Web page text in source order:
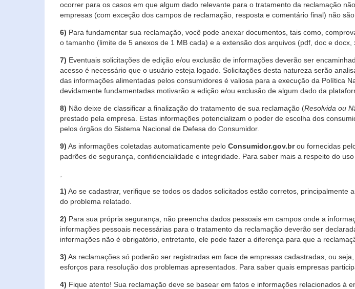
ocorrer para os casos em que algum dado relevante para o tratamento da reclamação
empresas (com exceção dos campos de reclamação, resposta e comentário final) não
6) Para fundamentar sua reclamação, você pode anexar documentos, tais como,
o tamanho (limite de 5 anexos de 1 MB cada) e a extensão dos arquivos (pdf, doc e
7) Eventuais solicitações de edição e/ou exclusão de informações deverão ser
acesso é necessário que o usuário esteja logado. Solicitações desta natureza serão
das informações alimentadas pelos consumidores é valiosa para a execução da Política
devidamente fundamentadas motivarão a edição e/ou exclusão de algum dado da
8) Não deixe de classificar a finalização do tratamento de sua reclamação (Resolvida ou
prestado pela empresa. Estas informações potencializam o poder de escolha dos
pelos órgãos do Sistema Nacional de Defesa do Consumidor.
9) As informações coletadas automaticamente pelo Consumidor.gov.brou fornecidas
padrões de segurança, confidencialidade e integridade. Para saber mais a respeito do
1) Ao se cadastrar, verifique se todos os dados solicitados estão corretos,
do problema relatado.
2) Para sua própria segurança, não preencha dados pessoais em campos onde a
informações pessoais necessárias para o tratamento da reclamação deverão ser
informações não é obrigatório, entretanto, ele pode fazer a diferença para que a
3) As reclamações só poderão ser registradas em face de empresas cadastradas, ou
esforços para resolução dos problemas apresentados. Para saber quais empresas
4) Fique atento! Sua reclamação deve se basear em fatos e informações relacionados à